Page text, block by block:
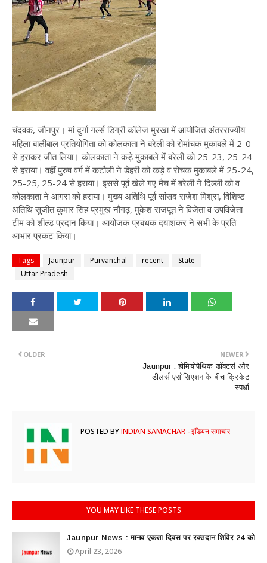
चंदवक, जौनपुर। मां दुर्गा गर्ल्स डिग्री कॉलेज मुरखा में आयोजित अंतरराज्यीय
महिला बालीबाल प्रतियोगिता को कोलकाता ने बरेली को रोमांचक मुकाबले में 2-0
से हराकर जीत लिया। कोलकाता ने कड़े मुकाबले में बरेली को 25-23, 25-24
से हराया। वहीं पुरुष वर्ग में कटौली ने डेहरी को कड़े व रोचक मुकाबले में 25-24,
25-25, 25-24 से हराया। इससे पूर्व खेले गए मैच में बरेली ने दिल्ली को व
कोलकाता ने आगरा को हराया। मुख्य अतिथि पूर्व सांसद राजेश मिश्रा, विशिष्ट
अतिथि सुजीत कुमार सिंह प्रमुख नौगढ़, मुकेश राजपूत ने विजेता व उपविजेता
टीम को शील्ड प्रदान किया। आयोजक प्रबंधक दयाशंकर ने सभी के प्रति
आभार प्रकट किया।
Tags Jaunpur Purvanchal recent
State
Uttar Pradesh
NEWER
Jaunpur : ​होमियोपैथिक डॉक्टर्स और
डीलर्स एसोसिएशन के बीच क्रिकेट
स्पर्धा
OLDER
POSTED BYINDIAN SAMACHAR - इंडियन समाचार
YOU MAY LIKE THESE POSTS
Jaunpur News : ​मानव एकता दिवस पर रक्तदान शिविर 24 को
April 23, 2026